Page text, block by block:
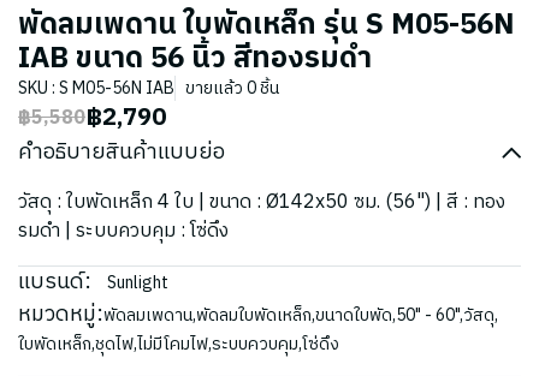
พัดลมเพดาน ใบพัดเหล็ก รุ่น S M05-56N
IAB ขนาด 56 นิ้ว สีทองรมดำ
SKU : S M05-56N IAB ขายแล้ว 0 ชิ้น
฿5,580฿2,790
คำอธิบายสินค้าแบบย่อ
วัสดุ : ใบพัดเหล็ก 4 ใบ | ขนาด : Ø142x50 ซม. (56") | สี : ทอง
รมดำ | ระบบควบคุม : โซ่ดึง
แบรนด์: Sunlight
หมวดหมู่:พัดลมเพดาน,พัดลมใบพัดเหล็ก,ขนาดใบพัด,50" - 60",วัสดุ,
ใบพัดเหล็ก,ชุดไฟ,ไม่มีโคมไฟ,ระบบควบคุม,โซ่ดึง